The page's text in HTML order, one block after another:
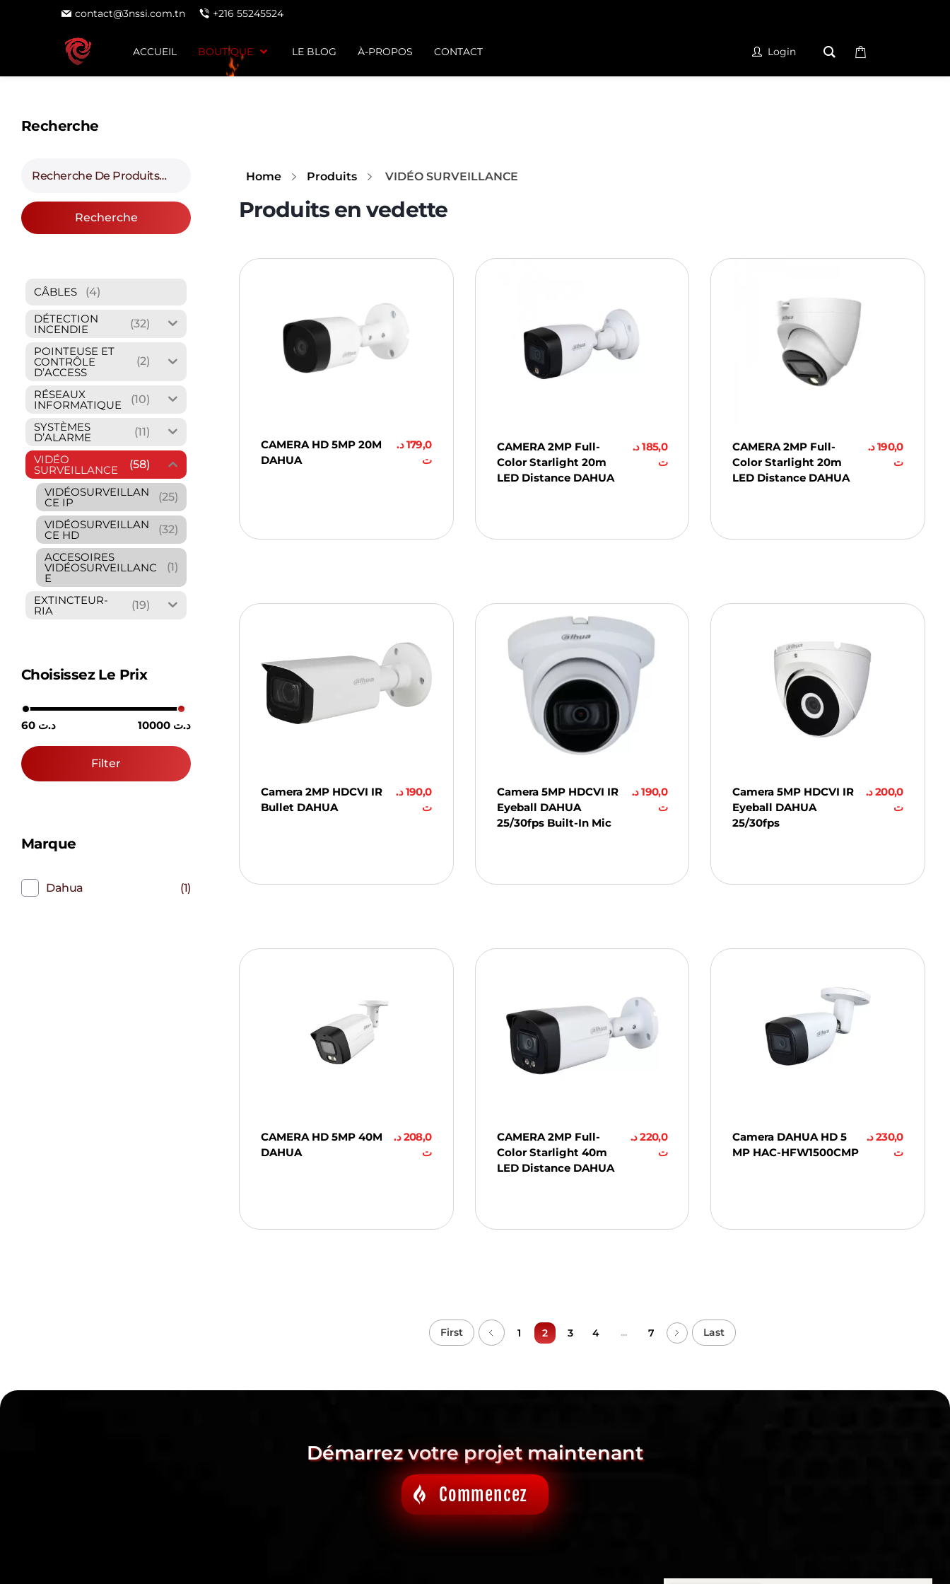
contact@3nssi.com.tn +216 55245524
ACCUEIL BOUTIQUE LE BLOG À-PROPOS CONTACT Login
Home Produits VIDÉO SURVEILLANCE
CAMERA HD 5MP 20M
DAHUA
179,0د.
ت
CAMERA 2MP Full-
Color Starlight 20m
LED Distance DAHUA
185,0د.
ت
CAMERA 2MP Full-
Color Starlight 20m
LED Distance DAHUA
190,0د.
ت
Camera 2MP HDCVI IR
Bullet DAHUA
190,0د.
ت
Camera 5MP HDCVI IR
Eyeball DAHUA
25/30fps Built-In Mic
190,0د.
ت
Camera 5MP HDCVI IR
Eyeball DAHUA
25/30fps
200,0د.
ت
CAMERA HD 5MP 40M
DAHUA
208,0د.
ت
CAMERA 2MP Full-
Color Starlight 40m
LED Distance DAHUA
220,0د.
ت
Camera DAHUA HD 5
MP HAC-HFW1500CMP
230,0د.
ت
First 1 2 3 4 ... 7 Last
Recherche
Recherche
CÂBLES
(4)
DÉTECTION
INCENDIE (32)
POINTEUSE ET
CONTRÔLE
D’ACCESS
(2)
RÉSEAUX
INFORMATIQUE (10)
SYSTÈMES
D’ALARME (11)
VIDÉO
SURVEILLANCE (58)
VIDÉOSURVEILLAN
CE IP (25)
VIDÉOSURVEILLAN
CE HD (32)
ACCESOIRES
VIDÉOSURVEILLANC
E
(1)
EXTINCTEUR-
RIA (19)
Choisissez Le Prix
60 د.ت 10000 د.ت
Filter
Marque
Dahua (1)
Démarrez votre projet maintenant
Commencez